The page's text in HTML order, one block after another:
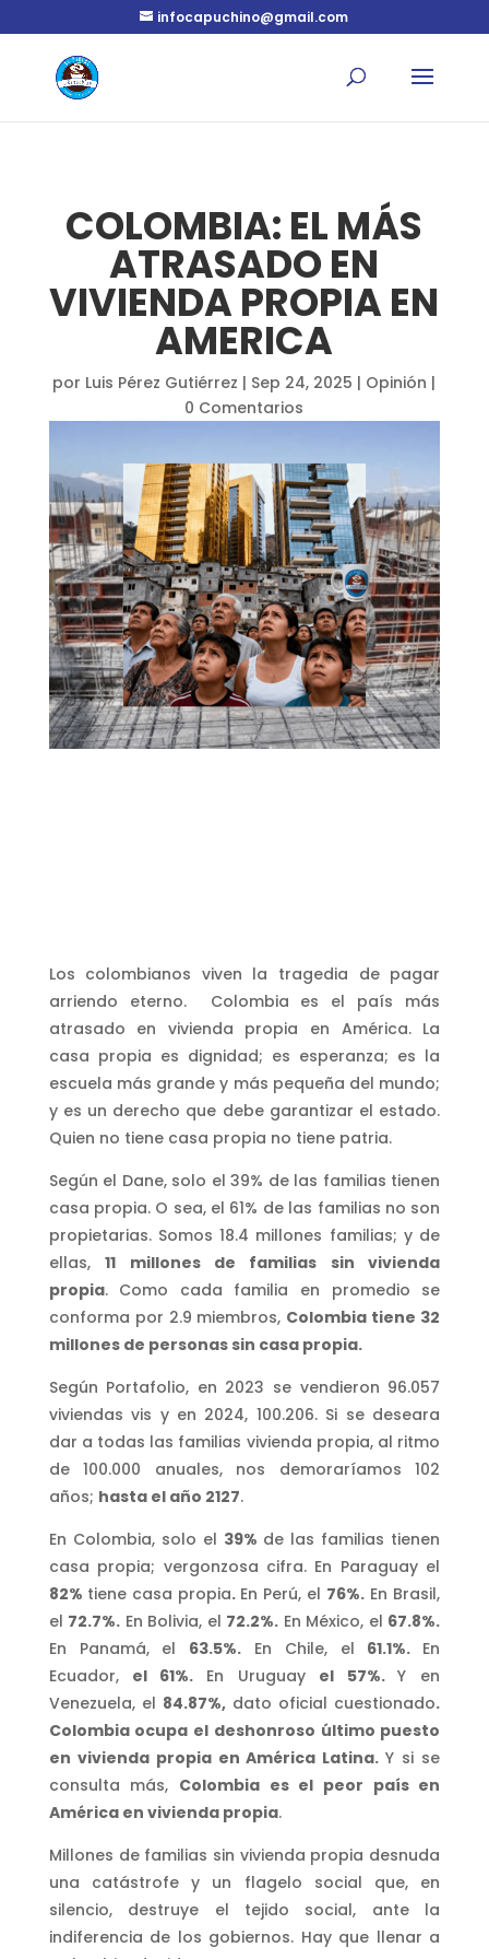
infocapuchino@gmail.com
COLOMBIA: EL MÁS
ATRASADO EN
VIVIENDA PROPIA EN
AMERICA
por Luis Pérez Gutiérrez | Sep 24, 2025 | Opinión |
0 Comentarios
Los colombianos viven la tragedia de pagar
arriendo eterno. Colombia es el país más
atrasado en vivienda propia en América. La
casa propia es dignidad; es esperanza; es la
escuela más grande y más pequeña del mundo;
y es un derecho que debe garantizar el estado.
Quien no tiene casa propia no tiene patria.
Según el Dane, solo el 39% de las familias tienen
casa propia. O sea, el 61% de las familias no son
propietarias. Somos 18.4 millones familias; y de
ellas,11 millones de familias sin vivienda
propia. Como cada familia en promedio se
conforma por 2.9 miembros, Colombia tiene 32
millones de personas sin casa propia.
Según Portafolio, en 2023 se vendieron 96.057
viviendas vis y en 2024, 100.206. Si se deseara
dar a todas las familias vivienda propia, al ritmo
de 100.000 anuales, nos demoraríamos 102
años; hasta el año 2127.
En Colombia, solo el 39% de las familias tienen
casa propia; vergonzosa cifra. En Paraguay el
82% tiene casa propia. En Perú, el 76%. En Brasil,
el 72.7%. En Bolivia, el 72.2%. En México, el 67.8%.
En Panamá, el 63.5%. En Chile, el 61.1%. En
Ecuador,el 61%. En Uruguay el 57%.Y en
Venezuela, el 84.87%, dato oficial cuestionado.
Colombia ocupa el deshonroso último puesto
en vivienda propia en América Latina.Y si se
consulta más, Colombia es el peor país en
América en vivienda propia.
Millones de familias sin vivienda propia desnuda
una catástrofe y un flagelo social que, en
silencio, destruye el tejido social, ante la
indiferencia de los gobiernos. Hay que llenar a